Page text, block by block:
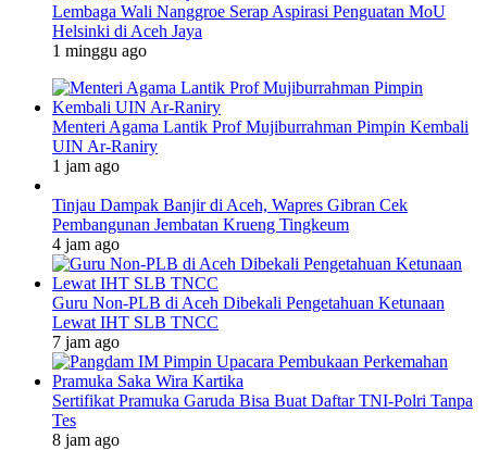
Lembaga Wali Nanggroe Serap Aspirasi Penguatan MoU
Helsinki di Aceh Jaya
1 minggu ago
Menteri Agama Lantik Prof Mujiburrahman Pimpin Kembali
UIN Ar-Raniry
1 jam ago
Tinjau Dampak Banjir di Aceh, Wapres Gibran Cek
Pembangunan Jembatan Krueng Tingkeum
4 jam ago
Guru Non-PLB di Aceh Dibekali Pengetahuan Ketunaan
Lewat IHT SLB TNCC
7 jam ago
Sertifikat Pramuka Garuda Bisa Buat Daftar TNI-Polri Tanpa
Tes
8 jam ago